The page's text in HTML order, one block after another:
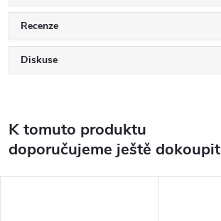
Recenze
Diskuse
K tomuto produktu
doporučujeme ještě dokoupit